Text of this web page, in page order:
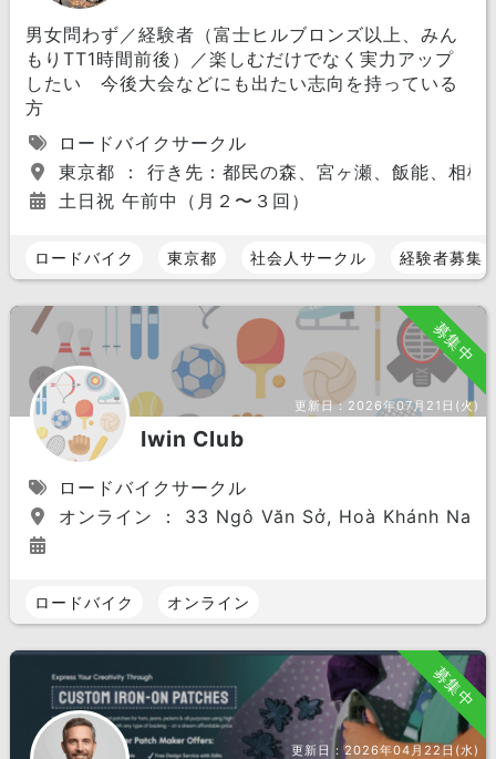
男女問わず／経験者（富士ヒルブロンズ以上、みん
もりTT1時間前後）／楽しむだけでなく実力アップ
したい 今後大会などにも出たい志向を持っている
方
ロードバイクサークル
東京都 ： 行き先：都民の森、宮ヶ瀬、飯能、相
土日祝 午前中（月２〜３回）
ロードバイク 東京都 社会人サークル 経験者募集
募集中
更新日： 2026年07月21日(火)
Iwin Club
ロードバイクサークル
オンライン ： 33 Ngô Văn Sở, Hoà Khánh
ロードバイク オンライン
募集中
更新日：2026年04月22日(水)